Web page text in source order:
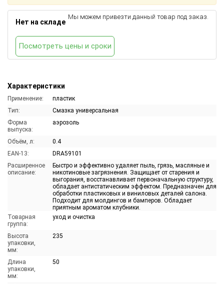
Характеристики
Применение:
пластик
Тип:
Смазка универсальная
Форма
выпуска:
аэрозоль
Объём, л:
0.4
EAN-13:
DRA59101
Расширенное
описание:
Быстро и эффективно удаляет пыль, грязь, масляные и
никотиновые загрязнения. Защищает от старения и
выгорания, восстанавливает первоначальную структуру,
обладает антистатическим эффектом. Предназначен для
обработки пластиковых и виниловых деталей салона.
Подходит для молдингов и бамперов. Обладает
приятным ароматом клубники.
Товарная
группа:
уход и очистка
Высота
упаковки,
мм:
235
Длина
упаковки,
мм:
50
Нет на складе
Мы можем привезти данный товар под заказ.
Посмотреть цены и сроки